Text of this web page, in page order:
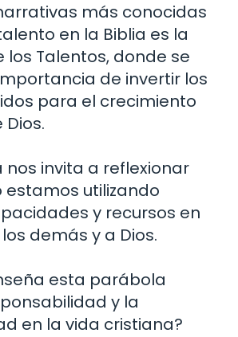
más conocidas
en la Biblia es la
los Talentos, donde se
de invertir los
para el crecimiento
Dios.
nos invita a reflexionar
estamos utilizando
y recursos en
demás y a Dios.
esta parábola
y la
en la vida cristiana?